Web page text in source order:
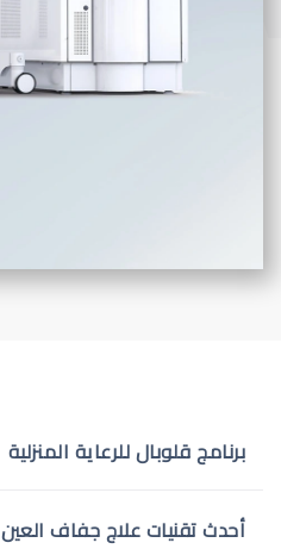
برنامج قلوبال للرعاية المنزلية
أحدث تقنيات علاج جفاف العين